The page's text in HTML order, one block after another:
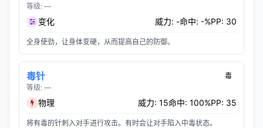
等级: —
变化 威力: -命中: -%PP: 30
全身使劲，让身体变硬，从而提高自己的防御。
毒针
等级: —
毒
物理 威力: 15命中: 100%PP: 35
将有毒的针刺入对手进行攻击。有时会让对手陷入中毒状态。